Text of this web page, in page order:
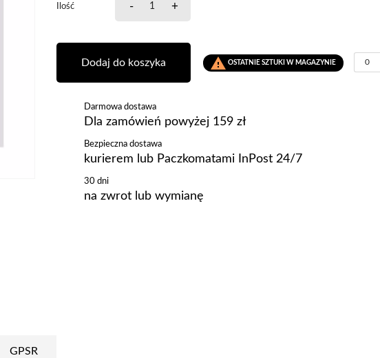
Ilość - +
Dodaj do koszyka  OSTATNIE SZTUKI W MAGAZYNIE 0
Darmowa dostawa
Dla zamówień powyżej 159 zł
Bezpieczna dostawa
kurierem lub Paczkomatami InPost 24/7
30 dni
na zwrot lub wymianę
GPSR